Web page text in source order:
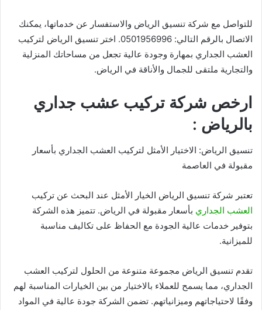
للتواصل مع شركة تنسيق الرياض والاستفسار عن خدماتها، يمكنك
الاتصال بالرقم التالي: 0501956996. اختر تنسيق الرياض لتركيب
العشب الجداري بمهارة وجودة عالية تجعل من مساحاتك المنزلية
والتجارية ملتقى للجمال والأناقة في الرياض.
ارخص شركة تركيب عشب جداري
بالرياض :
تنسيق الرياض: الاختيار الأمثل لتركيب العشب الجداري بأسعار
مقبولة في العاصمة
تعتبر شركة تنسيق الرياض الخيار الأمثل عند البحث عن تركيب
العشب الجداري بأسعار مقبولة في الرياض. تتميز هذه الشركة
بتوفير خدمات عالية الجودة مع الحفاظ على تكاليف مناسبة
للميزانية.
تقدم تنسيق الرياض مجموعة متنوعة من الحلول لتركيب العشب
الجداري، مما يسمح للعملاء بالاختيار من بين الخيارات المناسبة لهم
وفقًا لاحتياجاتهم وميزانياتهم. تضمن الشركة جودة عالية في المواد